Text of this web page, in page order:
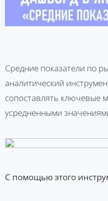
Средние показатели по
аналитический
сопоставлять ключевые
усредненными
С помощью этого